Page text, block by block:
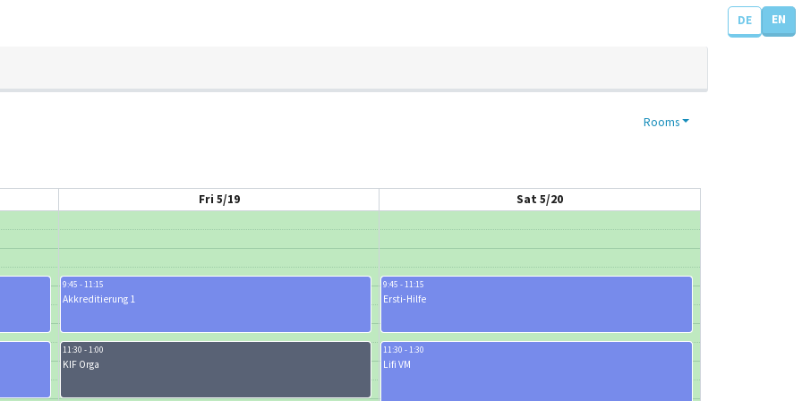
DE EN
Rooms
Fri 5/19 Sat 5/20
9:45 - 11:15
Akkreditierung 1
11:30 - 1:00
KIF Orga
9:45 - 11:15
Ersti-Hilfe
11:30 - 1:30
Lifi VM